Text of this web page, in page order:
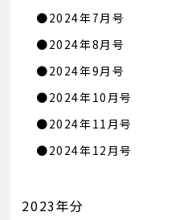
●2024年7月号
●2024年8月号
●2024年9月号
●2024年10月号
●2024年11月号
●2024年12月号
2023年分